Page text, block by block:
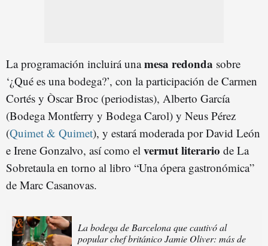
La programación incluirá unamesa redonda sobre
‘¿Qué es una bodega?’, con la participación de Carmen
Cortés y Òscar Broc (periodistas), Alberto García
(Bodega Montferry y Bodega Carol) y Neus Pérez
(Quimet & Quimet), y estará moderada por David León
e Irene Gonzalvo, así como el vermut literario de La
Sobretaula en torno al libro “Una ópera gastronómica”
de Marc Casanovas.
La bodega de Barcelona que cautivó al
popular chef británico Jamie Oliver: más de